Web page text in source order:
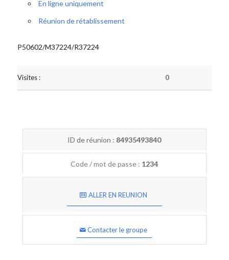
En ligne uniquement
Réunion de rétablissement
P50602/M37224/R37224
Visites : 0
ID de réunion : 84935493840
Code / mot de passe : 1234
ALLER EN REUNION
Contacter le groupe